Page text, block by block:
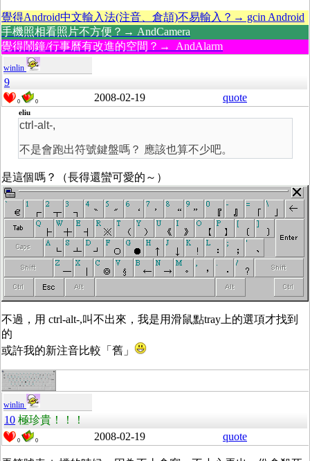
覺得Android中文輸入法(注音、倉頡)不易輸入？→ gcin Android
手機照相看照片不方便？→ AndCamera
覺得鬧鐘/行事曆有改進的空間？→ AndAlarm
winlin
9
0 0 2008-02-19 quote
eliu
ctrl-alt-,
不是會跑出符號鍵盤嗎？ 應該也算不少吧。
是這個嗎？（長得還蠻可愛的～）
不過，用 ctrl-alt-,叫不出來，我是用滑鼠點tray上的選項才找到
的
或許我的新注音比較「舊」
winlin
10 極珍貴！！！
0 0 2008-02-19 quote